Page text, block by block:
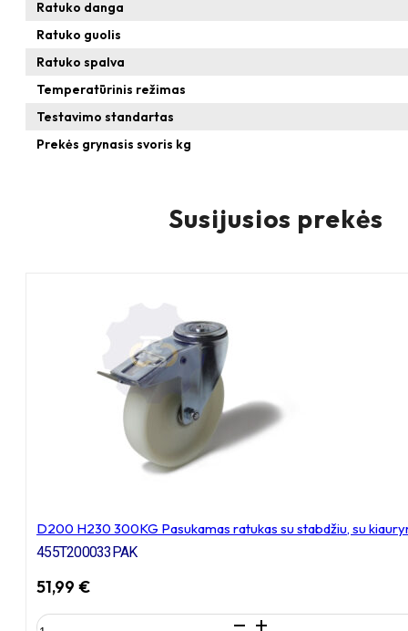
Ratuko danga
Ratuko guolis
Ratuko spalva
Temperatūrinis režimas
Testavimo standartas
Prekės grynasis svoris kg
Susijusios prekės
D200 H230 300KG Pasukamas ratukas su stabdžiu, su
455T200033PAK
51,99 €
produkto